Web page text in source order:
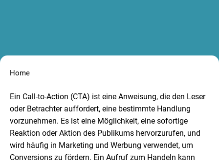
Home
Ein Call-to-Action (CTA) ist eine Anweisung, die den Leser
oder Betrachter auffordert, eine bestimmte Handlung
vorzunehmen. Es ist eine Möglichkeit, eine sofortige
Reaktion oder Aktion des Publikums hervorzurufen, und
wird häufig in Marketing und Werbung verwendet, um
Conversions zu fördern. Ein Aufruf zum Handeln kann